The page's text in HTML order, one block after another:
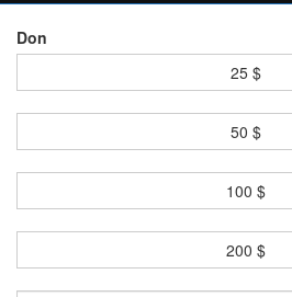
Don
25 $
50 $
100 $
200 $